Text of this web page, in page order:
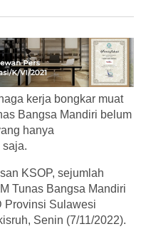
kerja bongkar muat
Bangsa Mandiri belum
hanya
saja.
KSOP, sejumlah
Tunas Bangsa Mandiri
Provinsi Sulawesi
Senin (7/11/2022).